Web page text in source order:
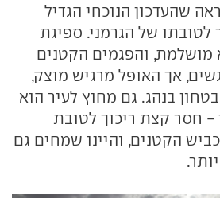
שהעדכון הנוכחי הגדיל
של הגרמני. ספיגת
מושלמת, והפגמים הקטנים
אך האופל מרגיש מוצק,
בטחון בנהג. גם מחוץ לעיר הוא
- חסר קצת ריכוך לטובת
הקטנים, והיינו שמחים גם